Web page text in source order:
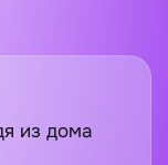
из дома